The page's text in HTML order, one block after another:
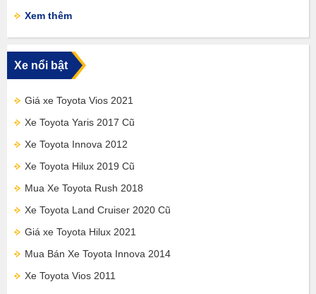
Xem thêm
Xe nổi bật
Giá xe Toyota Vios 2021
Xe Toyota Yaris 2017 Cũ
Xe Toyota Innova 2012
Xe Toyota Hilux 2019 Cũ
Mua Xe Toyota Rush 2018
Xe Toyota Land Cruiser 2020 Cũ
Giá xe Toyota Hilux 2021
Mua Bán Xe Toyota Innova 2014
Xe Toyota Vios 2011